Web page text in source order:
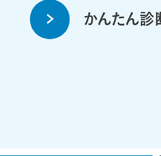
かんたん診